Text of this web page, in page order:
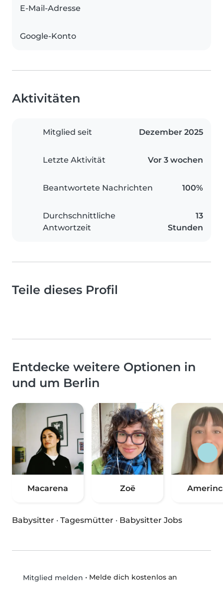
E-Mail-Adresse
Google-Konto
Aktivitäten
Mitglied seit Dezember 2025
Letzte Aktivität Vor 3 wochen
Beantwortete Nachrichten 100%
Durchschnittliche
Antwortzeit
13
Stunden
Teile dieses Profil
Entdecke weitere Optionen in
und um Berlin
Macarena Zoë
Babysitter · Tagesmütter · Babysitter Jobs
Mitglied melden • Melde dich kostenlos an